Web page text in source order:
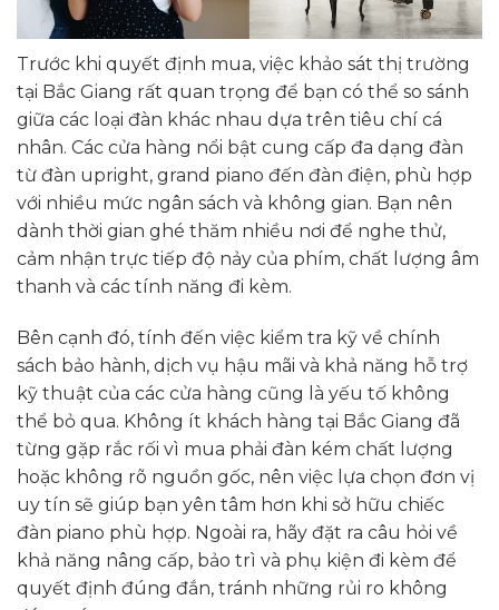
Trước khi quyết định mua, việc khảo sát thị trường
tại Bắc Giang rất quan trọng để bạn có thể so sánh
giữa các loại đàn khác nhau dựa trên tiêu chí cá
nhân. Các cửa hàng nổi bật cung cấp đa dạng đàn
từ đàn upright, grand piano đến đàn điện, phù hợp
với nhiều mức ngân sách và không gian. Bạn nên
dành thời gian ghé thăm nhiều nơi để nghe thử,
cảm nhận trực tiếp độ nảy của phím, chất lượng âm
thanh và các tính năng đi kèm.
Bên cạnh đó, tính đến việc kiểm tra kỹ về chính
sách bảo hành, dịch vụ hậu mãi và khả năng hỗ trợ
kỹ thuật của các cửa hàng cũng là yếu tố không
thể bỏ qua. Không ít khách hàng tại Bắc Giang đã
từng gặp rắc rối vì mua phải đàn kém chất lượng
hoặc không rõ nguồn gốc, nên việc lựa chọn đơn vị
uy tín sẽ giúp bạn yên tâm hơn khi sở hữu chiếc
đàn piano phù hợp. Ngoài ra, hãy đặt ra câu hỏi về
khả năng nâng cấp, bảo trì và phụ kiện đi kèm để
quyết định đúng đắn, tránh những rủi ro không